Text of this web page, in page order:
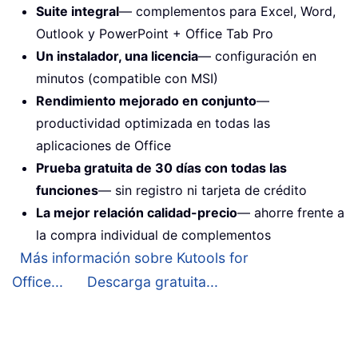
Suite integral— complementos para Excel, Word,
Outlook y PowerPoint + Office Tab Pro
Un instalador, una licencia— configuración en
minutos (compatible con MSI)
Rendimiento mejorado en conjunto—
productividad optimizada en todas las
aplicaciones de Office
Prueba gratuita de 30 días con todas las
funciones— sin registro ni tarjeta de crédito
La mejor relación calidad-precio— ahorre frente a
la compra individual de complementos
Más información sobre Kutools for
Office...
Descarga gratuita...